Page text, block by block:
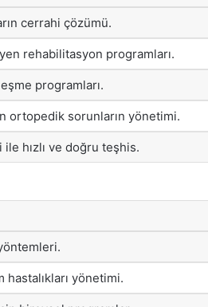
cerrahi çözümü.
rehabilitasyon programları.
programları.
ortopedik sorunların yönetimi.
hızlı ve doğru teşhis.
yönetimi.